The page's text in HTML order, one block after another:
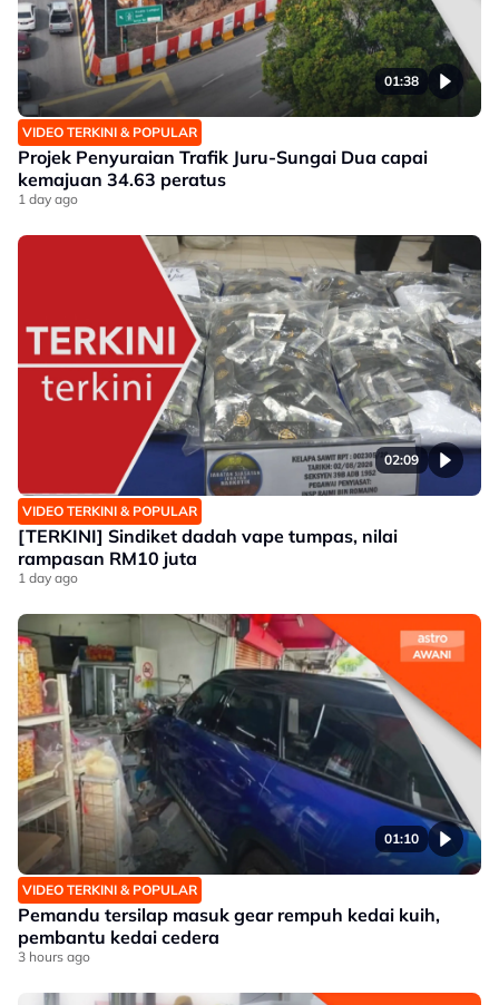
01:38
VIDEO TERKINI & POPULAR
Projek Penyuraian Trafik Juru-Sungai Dua capai
kemajuan 34.63 peratus
1 day ago
02:09
VIDEO TERKINI & POPULAR
[TERKINI] Sindiket dadah vape tumpas, nilai
rampasan RM10 juta
1 day ago
01:10
VIDEO TERKINI & POPULAR
Pemandu tersilap masuk gear rempuh kedai kuih,
pembantu kedai cedera
3 hours ago